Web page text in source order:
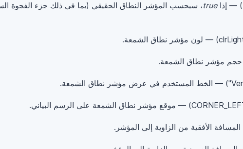
true، سيحسب المؤشر النطاق الحقيقي (بما في ذلك جزء الفجوة